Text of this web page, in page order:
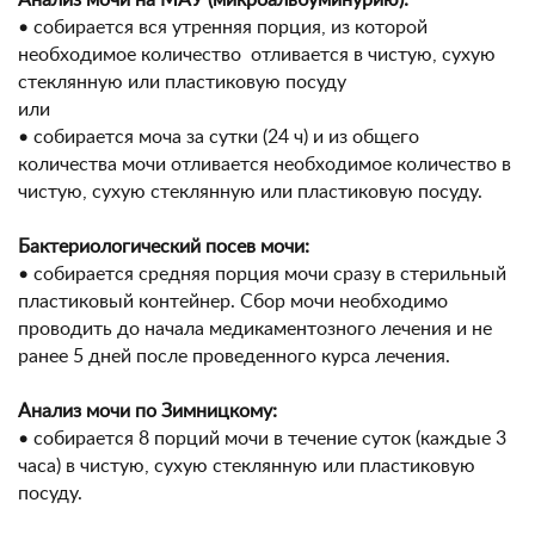
• собирается вся утренняя порция, из которой
необходимое количество отливается в чистую, сухую
стеклянную или пластиковую посуду
или
• собирается моча за сутки (24 ч) и из общего
количества мочи отливается необходимое количество в
чистую, сухую стеклянную или пластиковую посуду.
Бактериологический посев мочи:
• собирается средняя порция мочи сразу в стерильный
пластиковый контейнер. Сбор мочи необходимо
проводить до начала медикаментозного лечения и не
ранее 5 дней после проведенного курса лечения.
Анализ мочи по Зимницкому:
• собирается 8 порций мочи в течение суток (каждые 3
часа) в чистую, сухую стеклянную или пластиковую
посуду.